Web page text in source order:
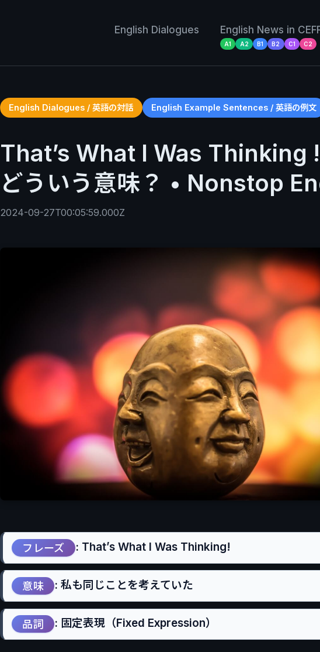
English Dialogues English News in
A1 A2 B1 B2 C1 C2
English Dialogues / 英語の対話 English Example Sentences / 英語の例文
That’s What I Was Thinking
どういう意味？ • Nonstop
2024-09-27T00:05:59.000Z
フレーズ : That’s What I Was Thinking!
意味 : 私も同じことを考えていた
品詞 : 固定表現（Fixed Expression）